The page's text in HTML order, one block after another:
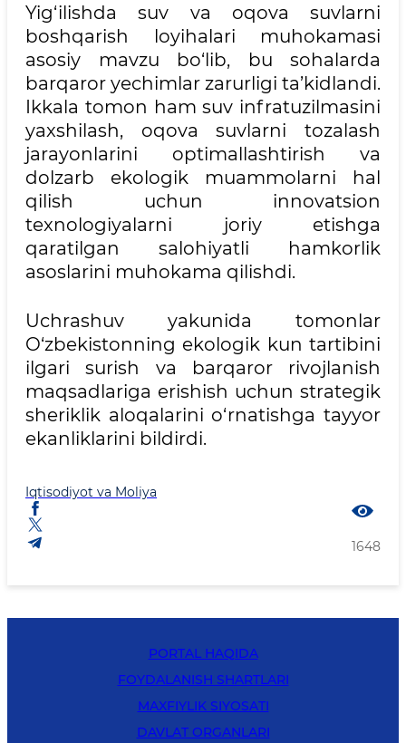
Yig‘ilishda suv va oqova suvlarni
boshqarish loyihalari muhokamasi
asosiy mavzu bo‘lib, bu sohalarda
barqaror yechimlar zarurligi ta’kidlandi.
Ikkala tomon ham suv infratuzilmasini
yaxshilash, oqova suvlarni tozalash
jarayonlarini optimallashtirish va
dolzarb ekologik muammolarni hal
qilish uchun innovatsion
texnologiyalarni joriy etishga
qaratilgan salohiyatli hamkorlik
asoslarini muhokama qilishdi.
Uchrashuv yakunida tomonlar
O‘zbekistonning ekologik kun tartibini
ilgari surish va barqaror rivojlanish
maqsadlariga erishish uchun strategik
sheriklik aloqalarini o‘rnatishga tayyor
ekanliklarini bildirdi.
Iqtisodiyot va Moliya
1648
PORTAL HAQIDA
FOYDALANISH SHARTLARI
MAXFIYLIK SIYOSATI
DAVLAT ORGANLARI